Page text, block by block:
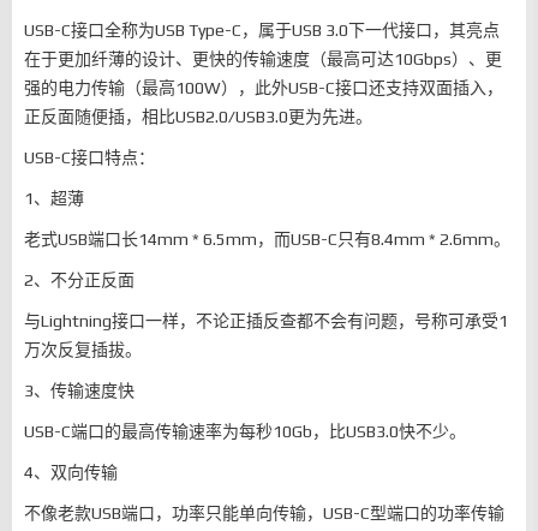
USB-C接口全称为USB Type-C，属于USB 3.0下一代接口，其亮点
在于更加纤薄的设计、更快的传输速度（最高可达10Gbps）、更
强的电力传输（最高100W），此外USB-C接口还支持双面插入，
正反面随便插，相比USB2.0/USB3.0更为先进。
USB-C接口特点：
1、超薄
老式USB端口长14mm * 6.5mm，而USB-C只有8.4mm * 2.6mm。
2、不分正反面
与Lightning接口一样，不论正插反查都不会有问题，号称可承受1
万次反复插拔。
3、传输速度快
USB-C端口的最高传输速率为每秒10Gb，比USB3.0快不少。
4、双向传输
不像老款USB端口，功率只能单向传输，USB-C型端口的功率传输